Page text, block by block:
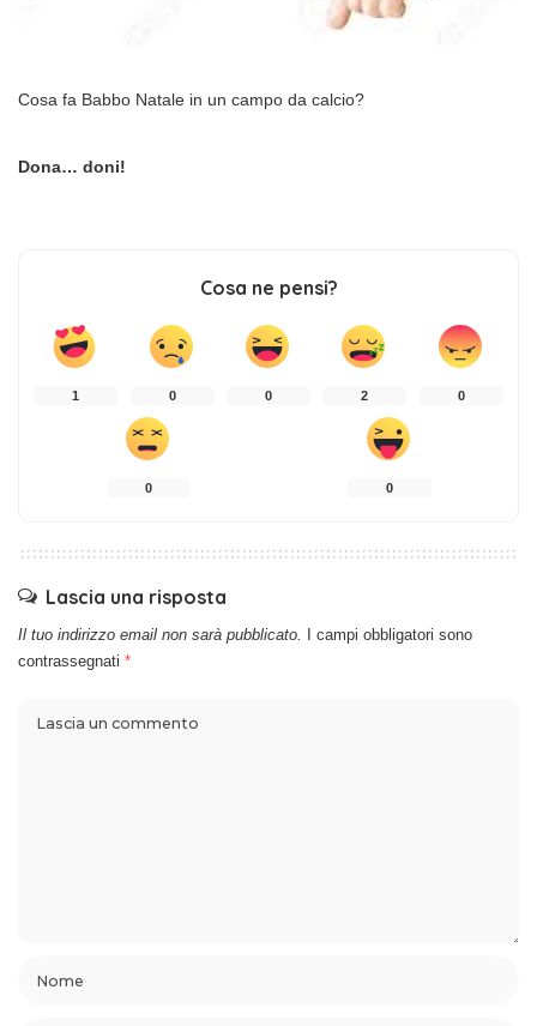
Cosa fa Babbo Natale in un campo da calcio?
Dona… doni!
Cosa ne pensi?
1 0 0 2 0
0 0
Lascia una risposta
Il tuo indirizzo email non sarà pubblicato. I campi obbligatori sono
contrassegnati *